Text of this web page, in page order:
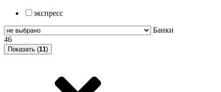
экспресс
Банки
46
Показать (11)